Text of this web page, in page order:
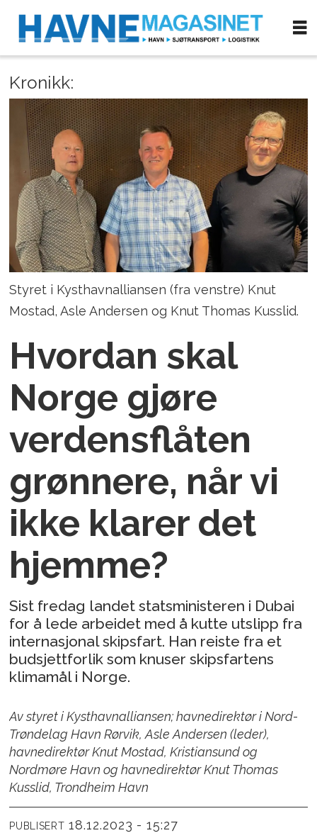
Kronikk:
Styret i Kysthavnalliansen (fra venstre) Knut
Mostad, Asle Andersen og Knut Thomas Kusslid.
Hvordan skal
Norge gjøre
verdensflåten
grønnere, når vi
ikke klarer det
hjemme?
Sist fredag landet statsministeren i Dubai
for å lede arbeidet med å kutte utslipp fra
internasjonal skipsfart. Han reiste fra et
budsjettforlik som knuser skipsfartens
klimamål i Norge.
Av styret i Kysthavnalliansen; havnedirektør i Nord-
Trøndelag Havn Rørvik, Asle Andersen (leder),
havnedirektør Knut Mostad, Kristiansund og
Nordmøre Havn og havnedirektør Knut Thomas
Kusslid, Trondheim Havn
PUBLISERT 18.12.2023 - 15:27